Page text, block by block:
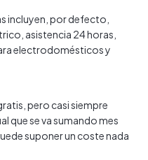
incluyen, por defecto,
asistencia 24 horas,
electrodomésticos y
pero casi siempre
que se va sumando mes
suponer un coste nada